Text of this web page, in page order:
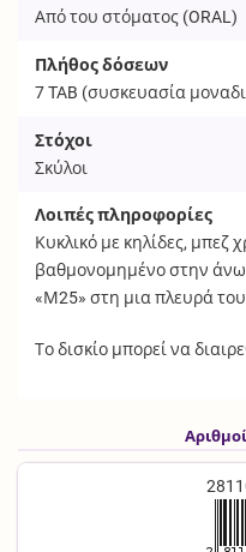
Από του στόματος (ORAL)
Πλήθος δόσεων
7TAB (συσκευασία
Στόχοι
Σκύλοι
Λοιπές πληροφορίες
Κυκλικό με κηλίδες, μπεζ
βαθμονομημένο στην
«Μ25» στη μια πλευρά
Το δισκίο μπορεί να